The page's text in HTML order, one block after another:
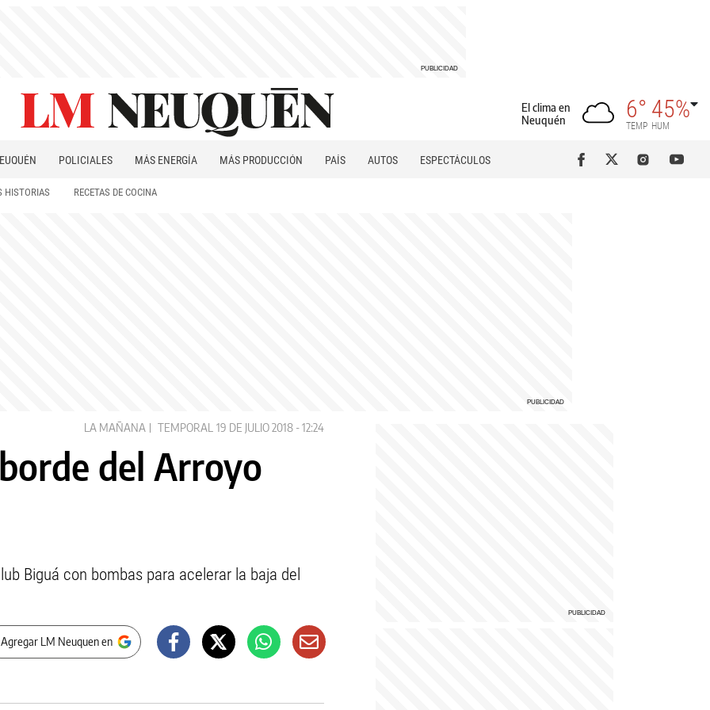
El clima en
Neuquén
6°
TEMP
45%
HUM
POLICIALES MÁS ENERGÍA MÁS PRODUCCIÓN PAÍS AUTOS
ESPECTÁCULOS
HISTORIAS RECETAS DE COCINA
LA MAÑANA TEMPORAL 19 DE JULIO 2018 - 12:24
del Arroyo
Biguá con bombas para acelerar la baja del
LM Neuquen en